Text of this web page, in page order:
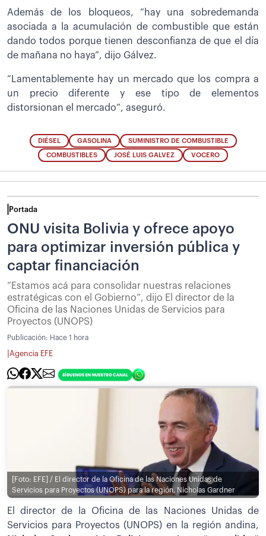
Además de los bloqueos, “hay una sobredemanda
asociada a la acumulación de combustible que están
dando todos porque tienen desconfianza de que el día
de mañana no haya”, dijo Gálvez.
“Lamentablemente hay un mercado que los compra a
un precio diferente y ese tipo de elementos
distorsionan el mercado”, aseguró.
DIÉSEL GASOLINA SUMINISTRO DE COMBUSTIBLE
COMBUSTIBLES JOSÉ LUIS GALVEZ VOCERO
Portada
ONU visita Bolivia y ofrece apoyo
para optimizar inversión pública y
captar financiación
”Estamos acá para consolidar nuestras relaciones
estratégicas con el Gobierno”, dijo El director de la
Oficina de las Naciones Unidas de Servicios para
Proyectos (UNOPS)
Publicación: Hace 1 hora
Agencia EFE
[Foto: EFE] / El director de la Oficina de las Naciones Unidas de
Servicios para Proyectos (UNOPS) para la región, Nicholas Gardner
El director de la Oficina de las Naciones Unidas de
Servicios para Proyectos (UNOPS) en la región andina,